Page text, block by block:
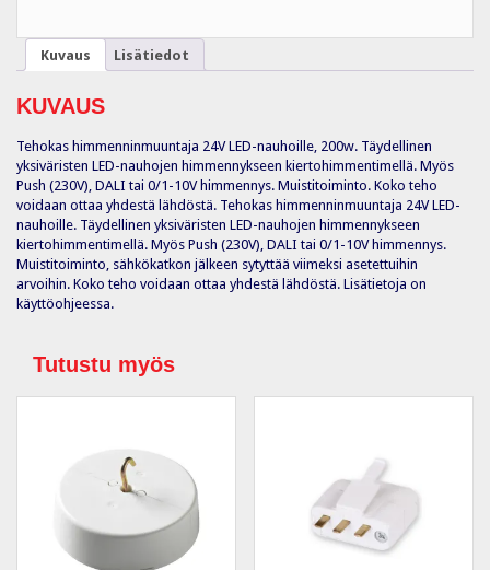
Kuvaus Lisätiedot
KUVAUS
Tehokas himmenninmuuntaja 24V LED-nauhoille, 200w. Täydellinen
yksiväristen LED-nauhojen himmennykseen kiertohimmentimellä. Myös
Push (230V), DALI tai 0/1-10V himmennys. Muistitoiminto. Koko teho
voidaan ottaa yhdestä lähdöstä. Tehokas himmenninmuuntaja 24V LED-
nauhoille. Täydellinen yksiväristen LED-nauhojen himmennykseen
kiertohimmentimellä. Myös Push (230V), DALI tai 0/1-10V himmennys.
Muistitoiminto, sähkökatkon jälkeen sytyttää viimeksi asetettuihin
arvoihin. Koko teho voidaan ottaa yhdestä lähdöstä. Lisätietoja on
käyttöohjeessa.
Tutustu myös